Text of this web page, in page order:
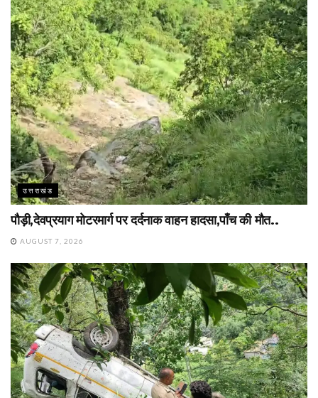
उत्तराखंड
पौड़ी,देवप्रयाग मोटरमार्ग पर दर्दनाक वाहन हादसा,पाँच की मौत..
AUGUST 7, 2026